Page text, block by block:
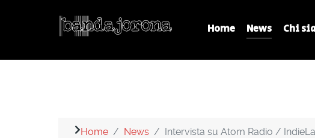
Home News Chi
Home News Intervista su Atom Radio /